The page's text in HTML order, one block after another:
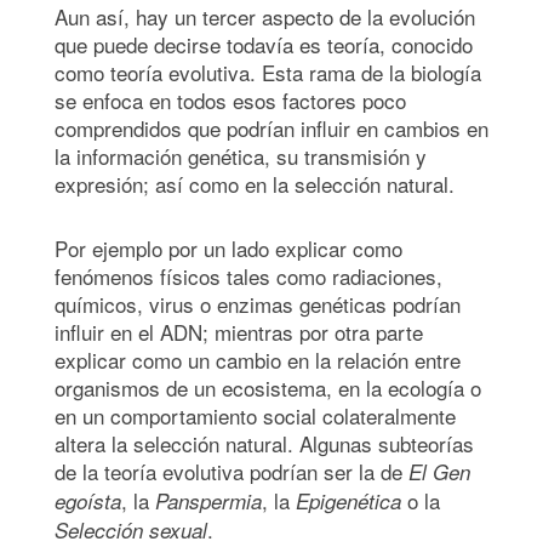
Aun así, hay un tercer aspecto de la evolución
que puede decirse todavía es teoría, conocido
como teoría evolutiva. Esta rama de la biología
se enfoca en todos esos factores poco
comprendidos que podrían influir en cambios en
la información genética, su transmisión y
expresión; así como en la selección natural.
Por ejemplo por un lado explicar como
fenómenos físicos tales como radiaciones,
químicos, virus o enzimas genéticas podrían
influir en el ADN; mientras por otra parte
explicar como un cambio en la relación entre
organismos de un ecosistema, en la ecología o
en un comportamiento social colateralmente
altera la selección natural. Algunas subteorías
de la teoría evolutiva podrían ser la de El Gen
egoísta, la Panspermia, la Epigenética o la
Selección sexual.